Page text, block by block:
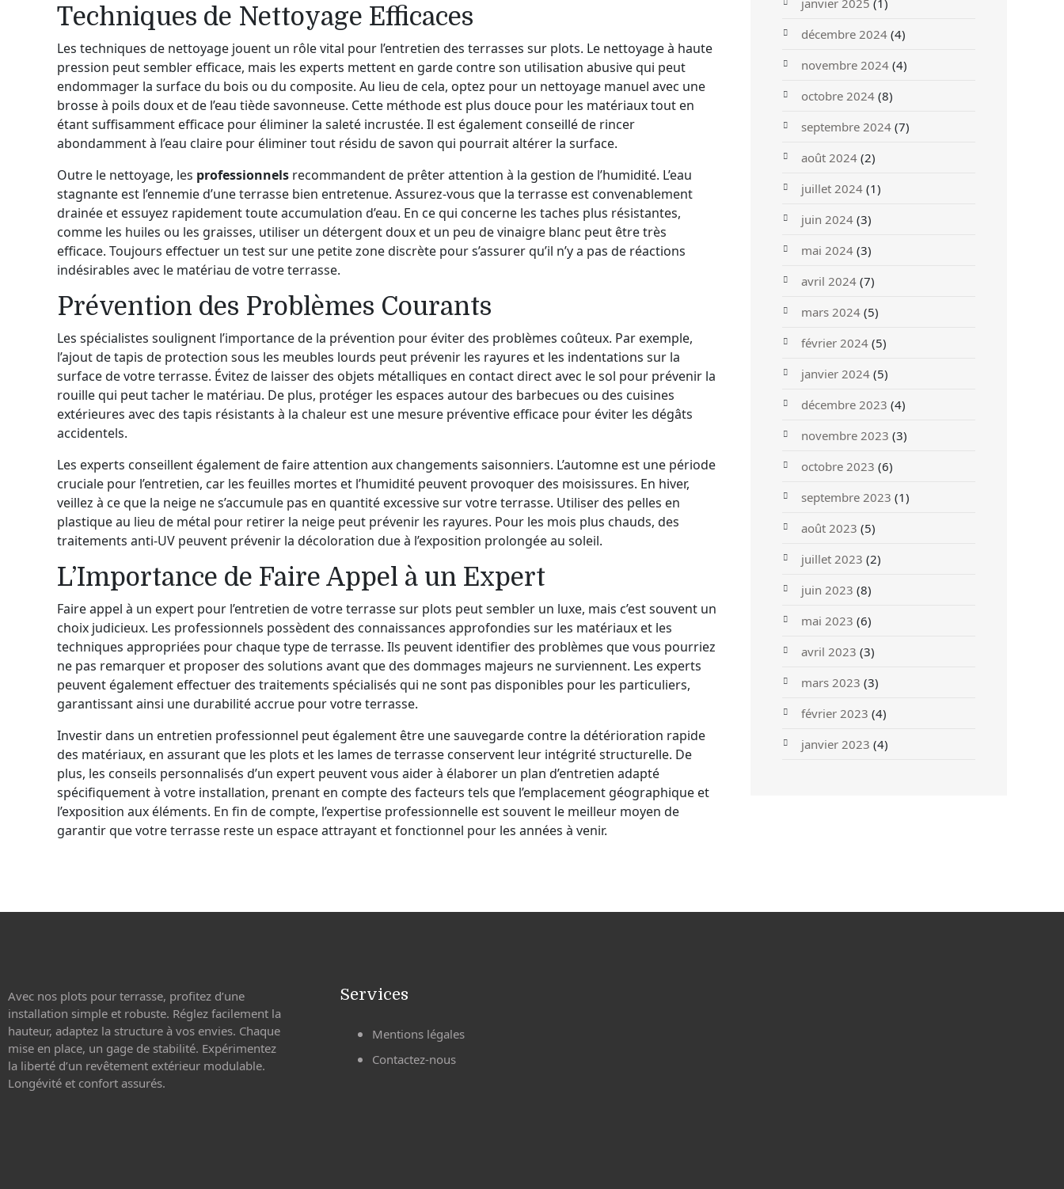
Techniques de Nettoyage Efficaces
Les techniques de nettoyage jouent un rôle vital pour l’entretien des terrasses sur plots. Le nettoyage à haute
pression peut sembler efficace, mais les experts mettent en garde contre son utilisation abusive qui peut
endommager la surface du bois ou du composite. Au lieu de cela, optez pour un nettoyage manuel avec une
brosse à poils doux et de l’eau tiède savonneuse. Cette méthode est plus douce pour les matériaux tout en
étant suffisamment efficace pour éliminer la saleté incrustée. Il est également conseillé de rincer
abondamment à l’eau claire pour éliminer tout résidu de savon qui pourrait altérer la surface.
Outre le nettoyage, les professionnels recommandent de prêter attention à la gestion de l’humidité. L’eau
stagnante est l’ennemie d’une terrasse bien entretenue. Assurez-vous que la terrasse est convenablement
drainée et essuyez rapidement toute accumulation d’eau. En ce qui concerne les taches plus résistantes,
comme les huiles ou les graisses, utiliser un détergent doux et un peu de vinaigre blanc peut être très
efficace. Toujours effectuer un test sur une petite zone discrète pour s’assurer qu’il n’y a pas de réactions
indésirables avec le matériau de votre terrasse.
Prévention des Problèmes Courants
Les spécialistes soulignent l’importance de la prévention pour éviter des problèmes coûteux. Par exemple,
l’ajout de tapis de protection sous les meubles lourds peut prévenir les rayures et les indentations sur la
surface de votre terrasse. Évitez de laisser des objets métalliques en contact direct avec le sol pour prévenir la
rouille qui peut tacher le matériau. De plus, protéger les espaces autour des barbecues ou des cuisines
extérieures avec des tapis résistants à la chaleur est une mesure préventive efficace pour éviter les dégâts
accidentels.
Les experts conseillent également de faire attention aux changements saisonniers. L’automne est une période
cruciale pour l’entretien, car les feuilles mortes et l’humidité peuvent provoquer des moisissures. En hiver,
veillez à ce que la neige ne s’accumule pas en quantité excessive sur votre terrasse. Utiliser des pelles en
plastique au lieu de métal pour retirer la neige peut prévenir les rayures. Pour les mois plus chauds, des
traitements anti-UV peuvent prévenir la décoloration due à l’exposition prolongée au soleil.
L’Importance de Faire Appel à un Expert
Faire appel à un expert pour l’entretien de votre terrasse sur plots peut sembler un luxe, mais c’est souvent un
choix judicieux. Les professionnels possèdent des connaissances approfondies sur les matériaux et les
techniques appropriées pour chaque type de terrasse. Ils peuvent identifier des problèmes que vous pourriez
ne pas remarquer et proposer des solutions avant que des dommages majeurs ne surviennent. Les experts
peuvent également effectuer des traitements spécialisés qui ne sont pas disponibles pour les particuliers,
garantissant ainsi une durabilité accrue pour votre terrasse.
Investir dans un entretien professionnel peut également être une sauvegarde contre la détérioration rapide
des matériaux, en assurant que les plots et les lames de terrasse conservent leur intégrité structurelle. De
plus, les conseils personnalisés d’un expert peuvent vous aider à élaborer un plan d’entretien adapté
spécifiquement à votre installation, prenant en compte des facteurs tels que l’emplacement géographique et
l’exposition aux éléments. En fin de compte, l’expertise professionnelle est souvent le meilleur moyen de
garantir que votre terrasse reste un espace attrayant et fonctionnel pour les années à venir.
janvier 2025 (1)
décembre 2024 (4)
novembre 2024 (4)
octobre 2024 (8)
septembre 2024 (7)
août 2024 (2)
juillet 2024 (1)
juin 2024 (3)
mai 2024 (3)
avril 2024 (7)
mars 2024 (5)
février 2024 (5)
janvier 2024 (5)
décembre 2023 (4)
novembre 2023 (3)
octobre 2023 (6)
septembre 2023 (1)
août 2023 (5)
juillet 2023 (2)
juin 2023 (8)
mai 2023 (6)
avril 2023 (3)
mars 2023 (3)
février 2023 (4)
janvier 2023 (4)
Avec nos plots pour terrasse, profitez d’une
installation simple et robuste. Réglez facilement la
hauteur, adaptez la structure à vos envies. Chaque
mise en place, un gage de stabilité. Expérimentez
la liberté d’un revêtement extérieur modulable.
Longévité et confort assurés.
Services
Mentions légales
Contactez-nous